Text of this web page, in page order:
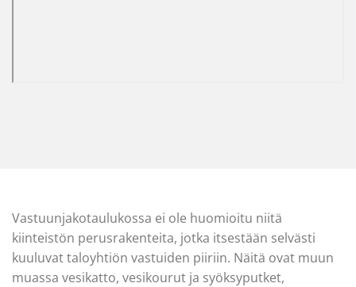
Vastuunjakotaulukossa ei ole huomioitu niitä
kiinteistön perusrakenteita, jotka itsestään selvästi
kuuluvat taloyhtiön vastuiden piiriin. Näitä ovat muun
muassa vesikatto, vesikourut ja syöksyputket,